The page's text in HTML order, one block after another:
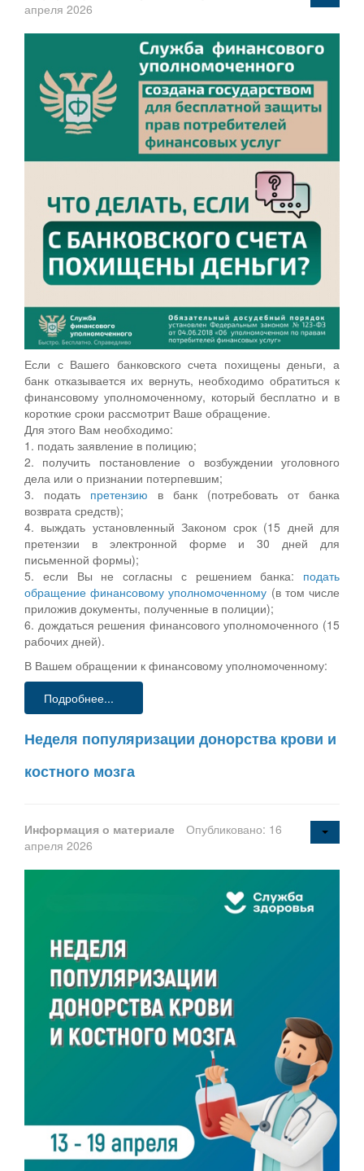
апреля 2026
Если с Вашего банковского счета похищены деньги, а
банк отказывается их вернуть, необходимо обратиться к
финансовому уполномоченному, который бесплатно и в
короткие сроки рассмотрит Ваше обращение.
Для этого Вам необходимо:
1. подать заявление в полицию;
2. получить постановление о возбуждении уголовного
дела или о признании потерпевшим;
3. подать претензию в банк (потребовать от банка
возврата средств);
4. выждать установленный Законом срок (15 дней для
претензии в электронной форме и 30 дней для
письменной формы);
5. если Вы не согласны с решением банка: подать
обращение финансовому уполномоченному (в том числе
приложив документы, полученные в полиции);
6. дождаться решения финансового уполномоченного (15
рабочих дней).
В Вашем обращении к финансовому уполномоченному:
Подробнее...
Неделя популяризации донорства крови и
костного мозга
Информация о материале
Опубликовано: 16
апреля 2026